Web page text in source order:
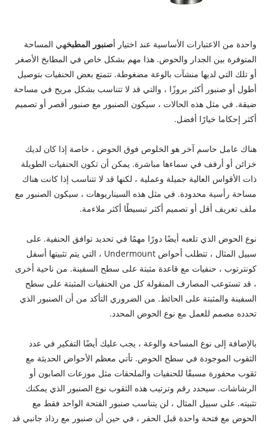
واحدة من الاعتبارات الأساسية عند اختيار أصنبور المطبخهي المساحة
المتوفرة بين الجدار والحوض. هذا مهم بشكل خاص في المطابخ الأصغر
أو تلك التي لديها منشآت بالوعة مضغوطة. تتمتع بعض الحنفيات بتوصيل
أطول أو صنبور أكثر بروزًا ، والتي قد لا تتناسب بشكل مريح في مساحة
ضيقة. في مثل هذه الحالات ، سيكون الصنبور مع صنبور أقصر أو تصميم
أكثر إحكاما خيارًا أفضل.
هناك عامل حاسم آخر هو الخلوص فوق الحوض ، خاصة إذا كان لديك
خزائن أو أرفف في سماءها مباشرة. يمكن أن تكون الحنفيات الطويلة
ذات الأقواس العالية جميلة وعملية ، لكنها قد لا تتناسب إذا كانت هناك
مساحة رأسية محدودة. في مثل هذه السيناريوهات ، سيكون الصنبور مع
ملف تعريف أقل أو تصميم أكثر تبسيطًا أكثر ملاءمة.
نوع الحوض الذي تلعبه أيضًا دورًا مهمًا في تحديد توافق الحنفية. على
سبيل المثال ، تتطلب أحواض Undermount ، التي يتم تثبيتها أسفل
كونترتوب ، حنفيات مع قاعدة مثبتة على سطح السفينة. من ناحية أخرى
، قد تستوعب المصارف المنقولة كل من الحنفيات المثبتة على سطح
السفينة والمثبتة على الحائط. من الضروري التأكد من أن الصنبور الذي
تحدده مصمم للعمل مع نوع الحوض المحدد.
بالإضافة إلى نوع المساحة والوعة ، يجب عليك أيضًا التفكير في عدد
الثقوب الموجودة في سطح الحوض. تأتي معظم الأحواض الحديثة مع
ثقوب محفورة مسبقًا للحنفيات والملحقات مثل موزعات الصابون أو
الرشاشات. سيحدد رقم وترتيب هذه الثقوب نوع الصنبور الذي يمكنك
تثبيته. على سبيل المثال ، لن يتناسب صنبور الفتحة الواحد فقط مع
الحوض مع فتحة واحدة قبل الحفر ، في حين أن صنبور مع رذاذ جانبي قد